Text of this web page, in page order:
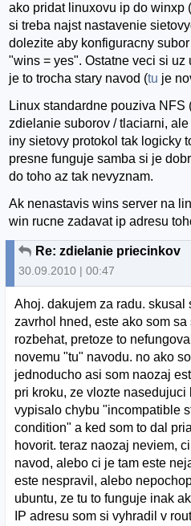
ako pridat linuxovu ip do winxp
si treba najst nastavenie
dolezite aby konfiguracny
"wins = yes". Ostatne veci si uz
je to trocha stary navod (tu je
Linux standardne pouziva
zdielanie suborov / tlaciarni,
iny sietovy protokol tak logicky
presne funguje samba si je
do toho az tak nevyznam.
Ak nenastavis wins server na
win rucne zadavat ip adresu
Re: zdielanie priecinkov
30.09.2010 | 00:47
Ahoj. dakujem za radu. skusal
zavrhol hned, este ako som
rozbehat, pretoze to
novemu "tu" navodu. no ako
jednoducho asi som naozaj
pri kroku, ze vlozte nasedujuci
vypisalo chybu "incompatible
condition" a ked som to dal
hovorit. teraz naozaj neviem,
navod, alebo ci je tam este
este nespravil, alebo
ubuntu, ze tu to funguje inak
IP adresu som si vyhradil v